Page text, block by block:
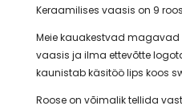
Keraamilises vaasis on 9
Meie kauakestvad magavad
vaasis ja ilma ettevõtte
kaunistab käsitöö lips koos
Roose on võimalik tellida